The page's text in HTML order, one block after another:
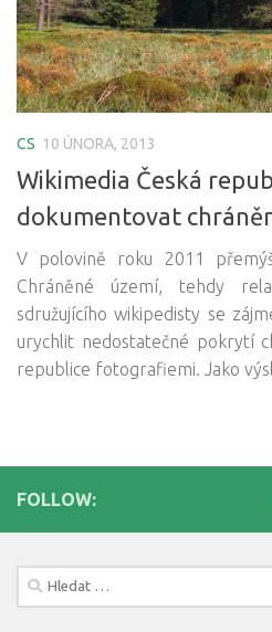
CS 10 ÚNORA, 2013
Wikimedia Česká
dokumentovat
V polovině roku 2011
Chráněné území, tehdy
sdružujícího wikipedisty se
urychlit nedostatečné pokrytí
republice fotografiemi. Jako
FOLLOW:
Vyhledávání